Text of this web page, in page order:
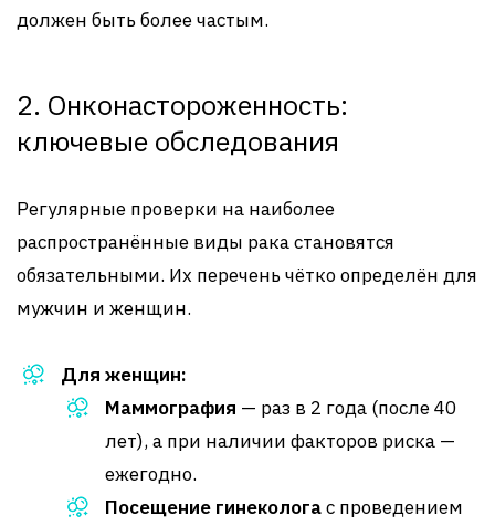
должен быть более частым.
2. Онконастороженность:
ключевые обследования
Регулярные проверки на наиболее
распространённые виды рака становятся
обязательными. Их перечень чётко определён для
мужчин и женщин.
Для женщин:
Маммография — раз в 2 года (после 40
лет), а при наличии факторов риска —
ежегодно.
Посещение гинекологас проведением